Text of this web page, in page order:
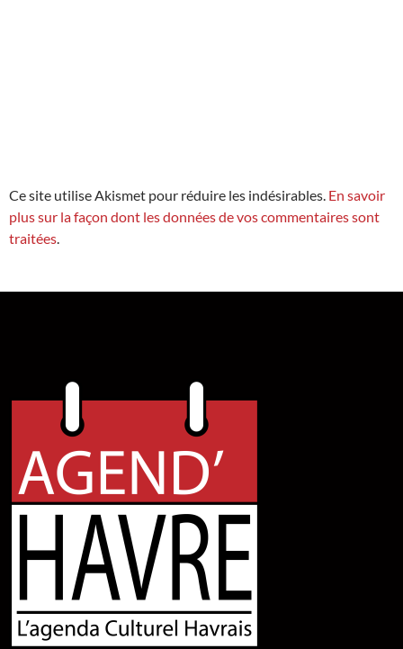
Ce site utilise Akismet pour réduire les indésirables. En savoir
plus sur la façon dont les données de vos commentaires sont
traitées